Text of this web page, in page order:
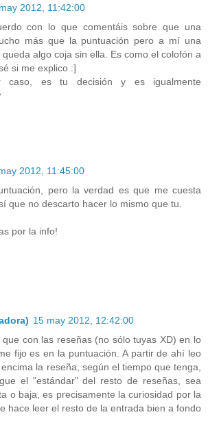
2012, 11:42:00
con lo que comentáis sobre que una
más que la puntuación pero a mí una
algo coja sin ella. Es como el colofón a
si me explico :]
caso, es tu decisión y es igualmente
2012, 11:45:00
pero la verdad es que me cuesta
que no descarto hacer lo mismo que tu.
por la info!
15 may 2012, 12:42:00
que con las reseñas (no sólo tuyas XD) en lo
fijo es en la puntuación. A partir de ahí leo
la reseña, según el tiempo que tenga,
el "estándar" del resto de reseñas, sea
o baja, es precisamente la curiosidad por la
hace leer el resto de la entrada bien a fondo